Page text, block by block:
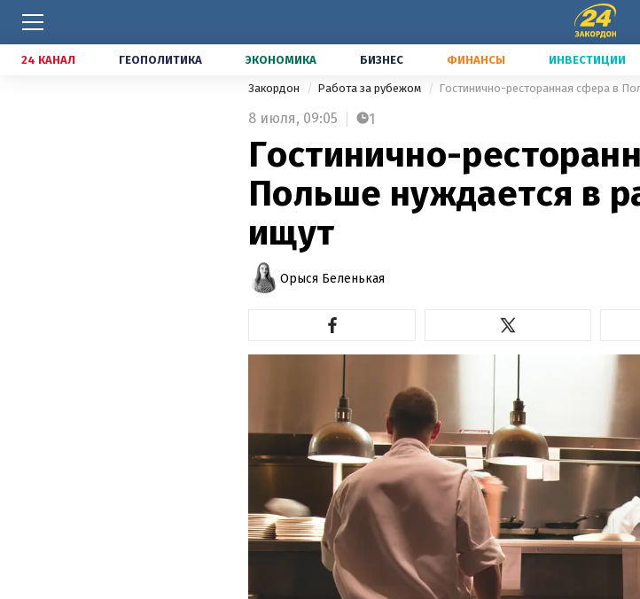
24 КАНАЛ ГЕОПОЛИТИКА ЭКОНОМИКА БИЗНЕС ФИНАНСЫ ИНВЕСТИЦИИ
Закордон Работа за рубежом Гостинично-ресторанная сфера в
8 июля, 09:05 1
Гостинично-
Польше нуждается в
ищут
Орыся Беленькая